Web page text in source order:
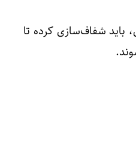
باید شفاف‌سازی کرده تا